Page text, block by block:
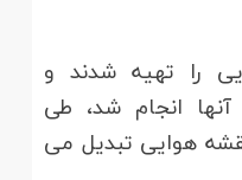
را تهیه شدند و
انجام شد، طی
هوایی تبدیل می